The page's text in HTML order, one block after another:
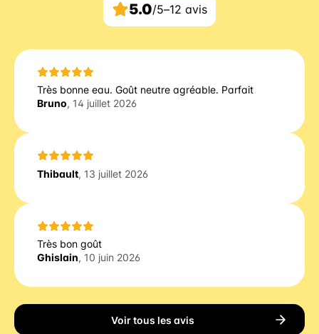
5.0/5–12 avis
Très bonne eau. Goût neutre agréable. Parfait
Bruno, 14 juillet 2026
Thibault, 13 juillet 2026
Très bon goût
Ghislain, 10 juin 2026
Voir tous les avis